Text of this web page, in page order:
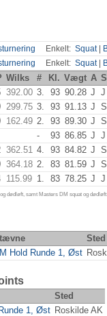
Enkelt: Squat|
Enkelt: Squat|
Wilks # Kl. Vægt A S
392.00 3. 93 90.28 J J
299.75 3. 93 91.13 J S
162.49 2. 93 89.30 J S
- 93 86.85 J J
362.51 4. 93 84.82 J S
364.18 2. 83 81.59 J S
115.99 1. 83 78.25 J J
dødløft, samt Masters DM squat og
Sted
Hold Runde 1, Øst
Sted
1, Øst Roskilde AK